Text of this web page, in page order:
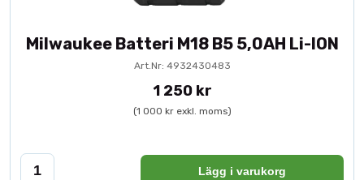
Milwaukee Batteri M18 B5 5,0AH Li-ION
Art.Nr: 4932430483
1 250 kr
(1 000 kr exkl. moms)
Lägg i varukorg